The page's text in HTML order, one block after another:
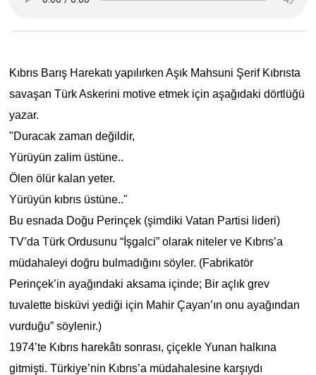
Kıbrıs Barış Harekatı yapılırken Aşık Mahsuni Şerif Kıbrısta
savaşan Türk Askerini motive etmek için aşağıdaki dörtlüğü
yazar.
"Duracak zaman değildir,
Yürüyün zalim üstüne..
Ölen ölür kalan yeter.
Yürüyün kıbrıs üstüne.."
Bu esnada Doğu Perinçek (şimdiki Vatan Partisi lideri)
TV’da Türk Ordusunu “İşgalci” olarak niteler ve Kıbrıs’a
müdahaleyi doğru bulmadığını söyler. (Fabrikatör
Perinçek’in ayağındaki aksama içinde; Bir açlık grev
tuvalette bisküvi yediği için Mahir Çayan’ın onu ayağından
vurduğu” söylenir.)
1974’te Kıbrıs harekâtı sonrası, çiçekle Yunan halkına
gitmişti. Türkiye’nin Kıbrıs’a müdahalesine karşıydı